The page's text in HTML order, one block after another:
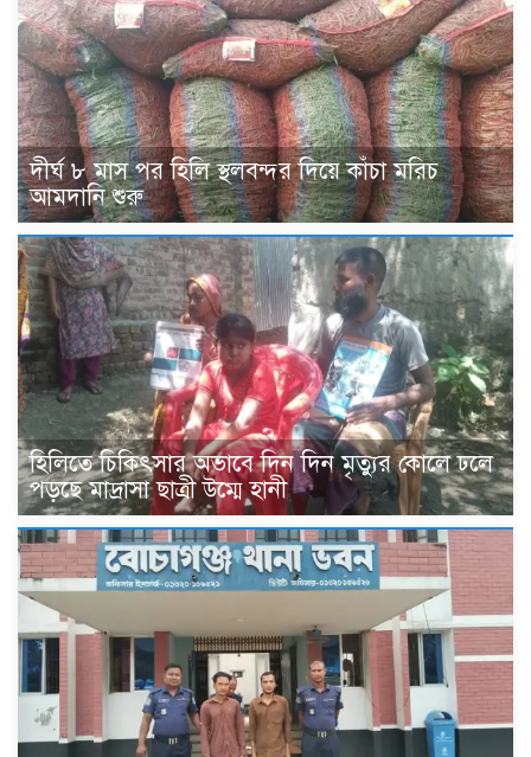
দীর্ঘ ৮ মাস পর হিলি স্থলবন্দর দিয়ে কাঁচা মরিচ
আমদানি শুরু
হিলিতে চিকিৎসার অভাবে দিন দিন মৃত্যুর কোলে ঢলে
পড়ছে মাদ্রাসা ছাত্রী উম্মে হানী